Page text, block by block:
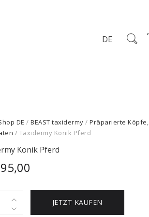
DE
DE /BEAST taxidermy /Präparierte Köpfe,
/ Taxidermy Konik Pferd
Konik Pferd
JETZT KAUFEN